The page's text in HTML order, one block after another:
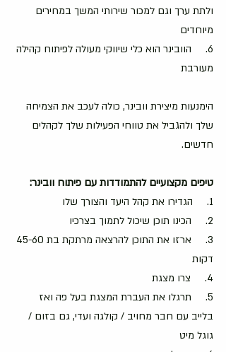
ולתת ערך וגם למכור שירותי המשך במחירים
מיוחדים
6.     הוובינר הוא כלי שיווקי מעולה לפיתוח קהילה
מעורבת
הימנעות מיצירת וובינר, כולה לעכב את הצמיחה
שלך ולהגביל את טווחי הפעילות שלך לקהלים
חדשים.
טיפים מקצועיים להתמודדות עם פיתוח וובינר:
1.     הגדירו את קהל היעד והצורך שלו
2.     הכינו תוכן שיכול לתמוך בצרכיו
דקות
4.     צרו מצגת
5.     תרגלו את העברת המצגת בעל פה ואז
בלייב עם חבר מחויב / קולגה ועדי, גם בזום /
גוגל מיט